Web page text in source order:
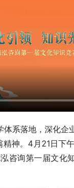
体系落地，深化企
神。4月21日下
咨询第一届文化